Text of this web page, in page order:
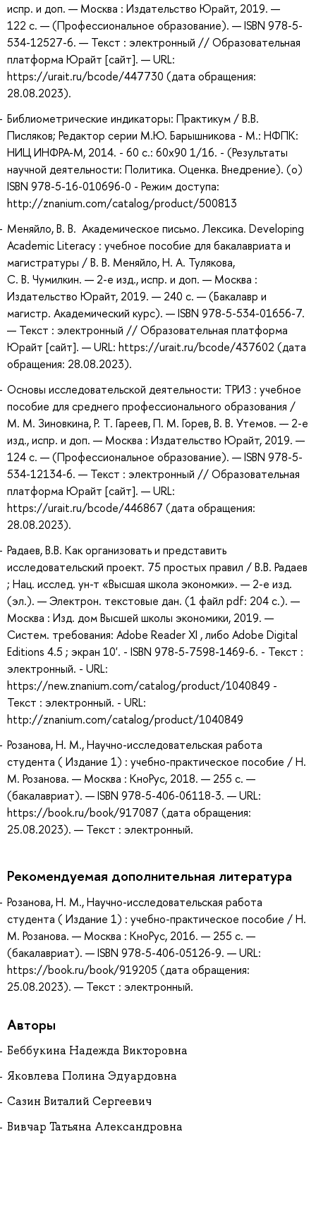
испр. и доп. — Москва : Издательство Юрайт, 2019. —
122 с. — (Профессиональное образование). — ISBN 978-5-
534-12527-6. — Текст : электронный // Образовательная
платформа Юрайт [сайт]. — URL:
https://urait.ru/bcode/447730 (дата обращения:
28.08.2023).
Библиометрические индикаторы: Практикум / В.В.
Писляков; Редактор серии М.Ю. Барышникова - М.: НФПК:
НИЦ ИНФРА-М, 2014. - 60 с.: 60x90 1/16. - (Результаты
научной деятельности: Политика. Оценка. Внедрение). (о)
ISBN 978-5-16-010696-0 - Режим доступа:
http://znanium.com/catalog/product/500813
Меняйло, В. В. Академическое письмо. Лексика. Developing
Academic Literacy : учебное пособие для бакалавриата и
магистратуры / В. В. Меняйло, Н. А. Тулякова,
С. В. Чумилкин. — 2-е изд., испр. и доп. — Москва :
Издательство Юрайт, 2019. — 240 с. — (Бакалавр и
магистр. Академический курс). — ISBN 978-5-534-01656-7.
— Текст : электронный // Образовательная платформа
Юрайт [сайт]. — URL: https://urait.ru/bcode/437602 (дата
обращения: 28.08.2023).
Основы исследовательской деятельности: ТРИЗ : учебное
пособие для среднего профессионального образования /
М. М. Зиновкина, Р. Т. Гареев, П. М. Горев, В. В. Утемов. — 2-е
изд., испр. и доп. — Москва : Издательство Юрайт, 2019. —
124 с. — (Профессиональное образование). — ISBN 978-5-
534-12134-6. — Текст : электронный // Образовательная
платформа Юрайт [сайт]. — URL:
https://urait.ru/bcode/446867 (дата обращения:
28.08.2023).
Радаев, В.В. Как организовать и представить
исследовательский проект. 75 простых правил / В.В. Радаев
; Нац. исслед. ун-т «Высшая школа экономки». — 2-е изд.
(эл.). — Электрон. текстовые дан. (1 файл pdf: 204 с.). —
Москва : Изд. дом Высшей школы экономики, 2019. —
Систем. требования: Adobe Reader XI , либо Adobe Digital
Editions 4.5 ; экран 10'. - ISBN 978-5-7598-1469-6. - Текст :
электронный. - URL:
https://new.znanium.com/catalog/product/1040849 -
Текст : электронный. - URL:
http://znanium.com/catalog/product/1040849
Розанова, Н. М., Научно-исследовательская работа
студента ( Издание 1) : учебно-практическое пособие / Н.
М. Розанова. — Москва : КноРус, 2018. — 255 с. —
(бакалавриат). — ISBN 978-5-406-06118-3. — URL:
https://book.ru/book/917087 (дата обращения:
25.08.2023). — Текст : электронный.
Рекомендуемая дополнительная литература
Розанова, Н. М., Научно-исследовательская работа
студента ( Издание 1) : учебно-практическое пособие / Н.
М. Розанова. — Москва : КноРус, 2016. — 255 с. —
(бакалавриат). — ISBN 978-5-406-05126-9. — URL:
https://book.ru/book/919205 (дата обращения:
25.08.2023). — Текст : электронный.
Авторы
Беббукина Надежда Викторовна
Яковлева Полина Эдуардовна
Сазин Виталий Сергеевич
Вивчар Татьяна Александровна